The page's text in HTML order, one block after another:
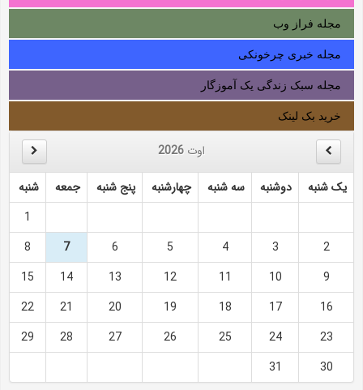
مجله فراز وب
مجله خبری چرخونکی
مجله سبک زندگی یک آموزگار
خرید بک لینک
اوت 2026
یک شنبه دوشنبه سه شنبه چهارشنبه پنج شنبه جمعه
شنبه
1
2
3
4
5
6
7
8
9
10
11
12
13
14
15
16
17
18
19
20
21
22
23
24
25
26
27
28
29
30
31